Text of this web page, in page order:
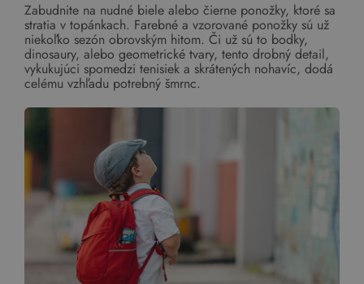
Zabudnite na nudné biele alebo čierne ponožky, ktoré sa
stratia v topánkach. Farebné a vzorované ponožky sú už
niekoľko sezón obrovským hitom. Či už sú to bodky,
dinosaury, alebo geometrické tvary, tento drobný detail,
vykukujúci spomedzi tenisiek a skrátených nohavíc, dodá
celému vzhľadu potrebný šmrnc.